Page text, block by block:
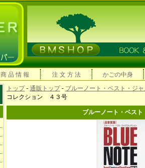
商 品 情 報 注 文 方 法 かごの中身
トップ- 通販トップ- ブルーノート・ベスト・ジ
コレクション ４３号
ブルーノート・ベス